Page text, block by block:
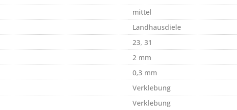
mittel
Landhausdiele
23, 31
2 mm
0,3 mm
Verklebung
Verklebung